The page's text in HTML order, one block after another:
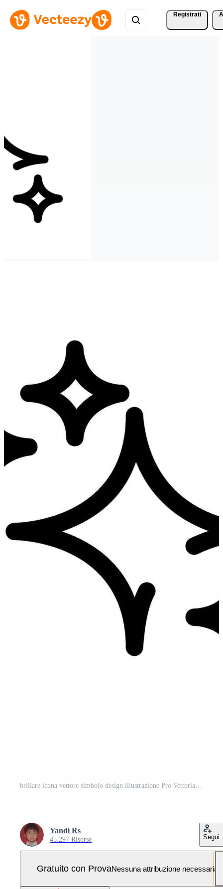
Registrati
brillare icona vettore simbolo design illustrazione Pro Vettoriale e Pro SVG
Yandi Rs
45.297 Risorse Segui
Gratuito con ProvaNessuna attribuzione necessaria